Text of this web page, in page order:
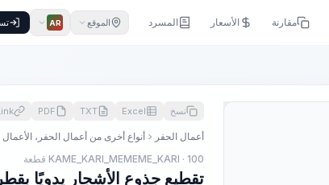
مقارنة الأسعار المسرد الموقع AR
نسخ Excel
TXT
PDF
أعمال الحفر
أنواع أخرى من أعمال الحفر،
KAME_KARI_MEMEME_KARI · 100 قطعة
تقطيع جذوع الأشجار يدويًا بقطر, من 120